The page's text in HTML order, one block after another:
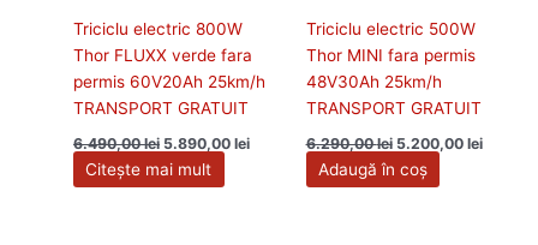
Triciclu electric 800W
Thor FLUXX verde fara
permis 60V20Ah 25km/h
TRANSPORT GRATUIT
6.490,00lei 5.890,00lei
Citește mai mult
Triciclu electric 500W
Thor MINI fara permis
48V30Ah 25km/h
TRANSPORT GRATUIT
6.290,00lei 5.200,00 lei
Adaugă în coș